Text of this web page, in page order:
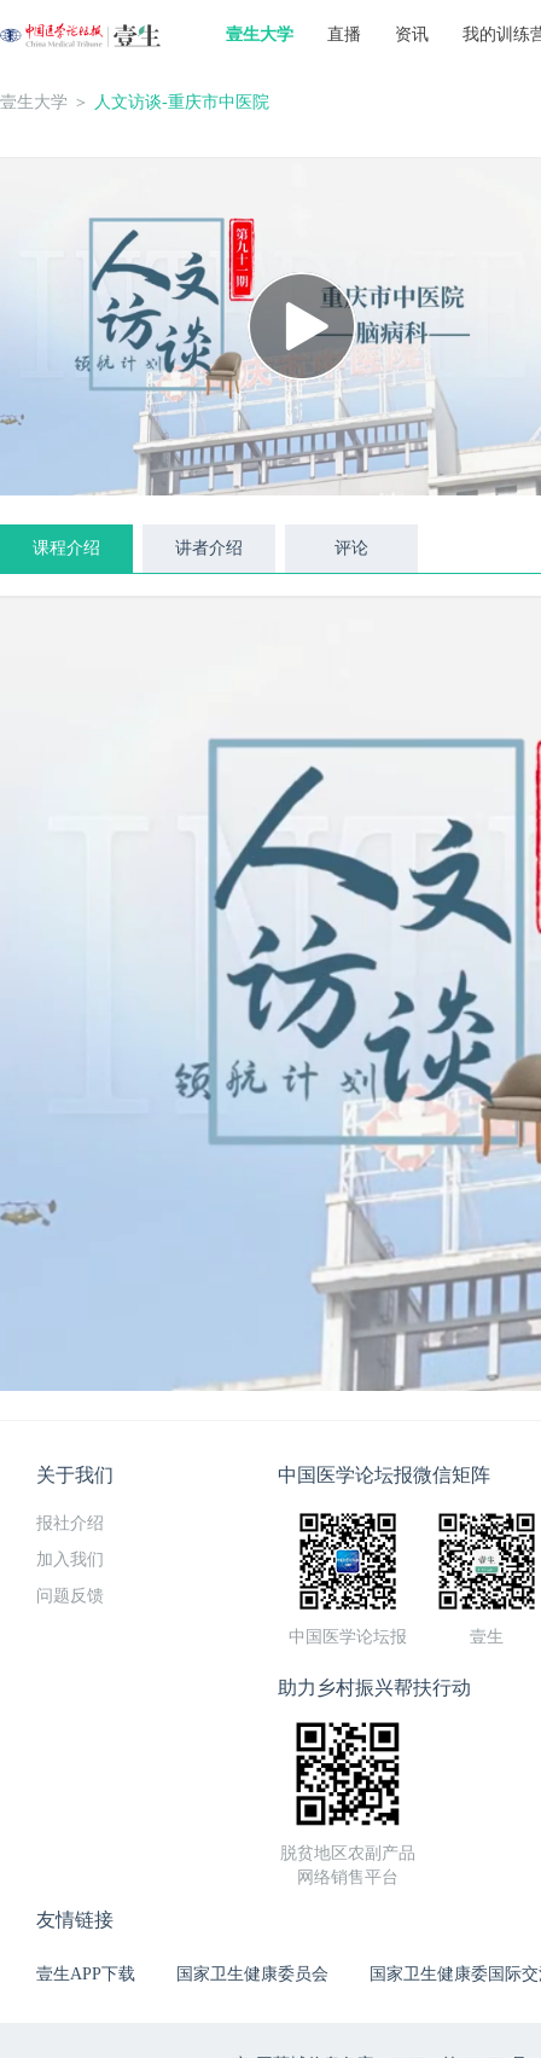
壹生大学 直播 资讯 我的训练
壹生大学 ＞ 人文访谈-重庆市中医院
课程介绍 讲者介绍 评论
关于我们
报社介绍
加入我们
问题反馈
中国医学论坛报微信矩阵
中国医学论坛报 壹生
助力乡村振兴帮扶行动
脱贫地区农副产品
网络销售平台
友情链接
壹生APP下载 国家卫生健康委员会 国家卫生健康委国际